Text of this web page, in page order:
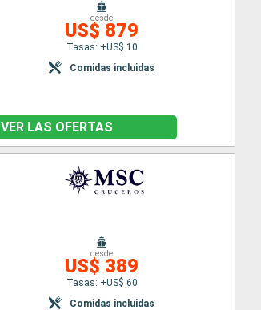
desde
US$ 879
Tasas: +US$ 10
Comidas incluidas
VER LAS OFERTAS
desde
US$ 389
Tasas: +US$ 60
Comidas incluidas